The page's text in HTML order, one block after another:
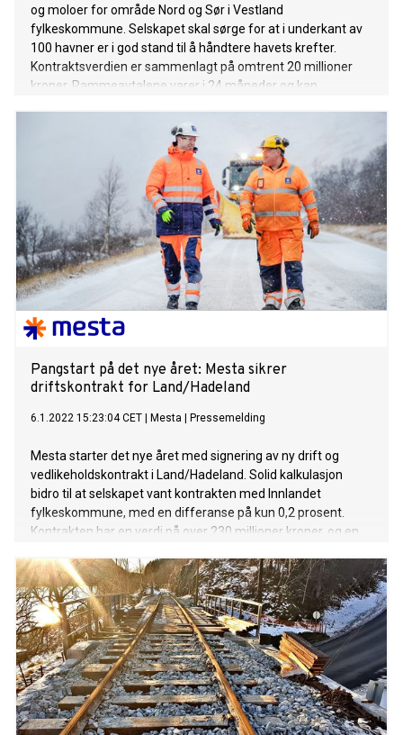
og moloer for område Nord og Sør i Vestland
fylkeskommune. Selskapet skal sørge for at i underkant av
100 havner er i god stand til å håndtere havets krefter.
Kontraktsverdien er sammenlagt på omtrent 20 millioner
kroner. Rammeavtalene varer i 24 måneder og kan
Pangstart på det nye året: Mesta sikrer
driftskontrakt for Land/Hadeland
6.1.2022 15:23:04 CET Mesta Pressemelding
Mesta starter det nye året med signering av ny drift og
vedlikeholdskontrakt i Land/Hadeland. Solid kalkulasjon
bidro til at selskapet vant kontrakten med Innlandet
fylkeskommune, med en differanse på kun 0,2 prosent.
Kontrakten har en verdi på over 230 millioner kroner, og en